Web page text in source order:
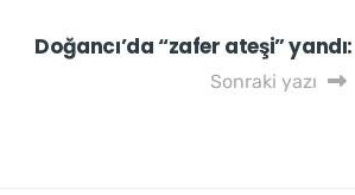
Doğancı’da “zafer ateşi” yandı:
Sonraki yazı